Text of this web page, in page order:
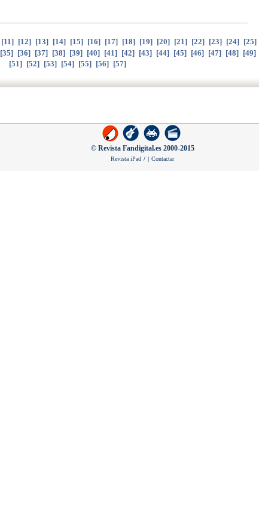
[11] [12] [13] [14] [15] [16] [17] [18] [19] [20] [21] [22] [23] [24] [25]
[35] [36] [37] [38] [39] [40] [41] [42] [43] [44] [45] [46] [47] [48] [49]
[51] [52] [53] [54] [55] [56] [57]
© Revista Fandigital.es 2000-2015
Revista iPad / | Contactar